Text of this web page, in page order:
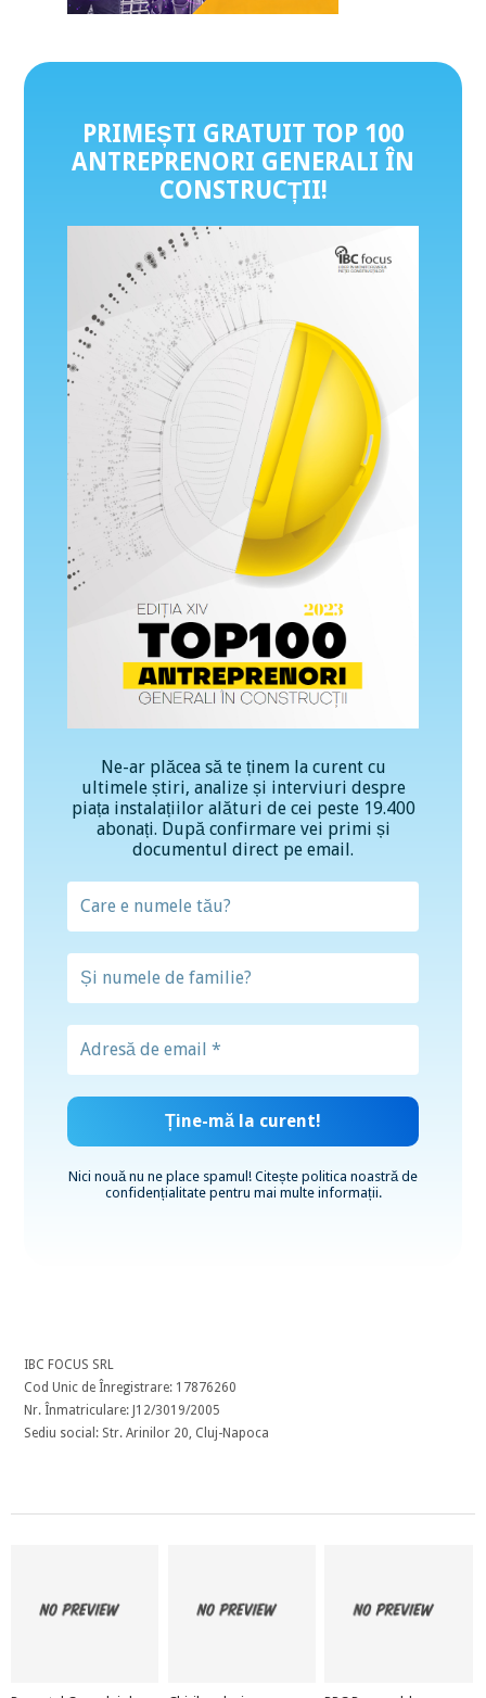
PRIMEȘTI GRATUIT TOP 100
ANTREPRENORI GENERALI ÎN
CONSTRUCȚII!
Ne-ar plăcea să te ținem la curent cu
ultimele știri, analize și interviuri despre
piața instalațiilor alături de cei peste 19.400
abonați. După confirmare vei primi și
documentul direct pe email.
Nici nouă nu ne place spamul! Citește politica noastră de
confidențialitatepentru mai multe informații.
IBC FOCUS SRL
Cod Unic de Înregistrare: 17876260
Nr. Înmatriculare: J12/3019/2005
Sediu social: Str. Arinilor 20, Cluj-Napoca